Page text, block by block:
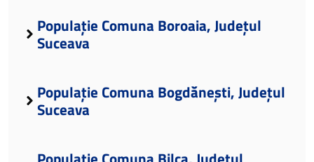
Populație Comuna Boroaia, Județul
Suceava
Populație Comuna Bogdănești, Județul
Suceava